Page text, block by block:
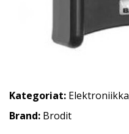
Kategoriat: Elektroniikka
Brand: Brodit